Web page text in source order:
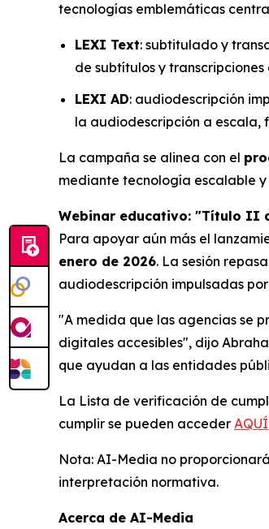
tecnologías emblemáticas
LEXI Text: subtitulado y
de subtítulos y
LEXI AD: audiodescripción
la audiodescripción a escala,
La campaña se alinea con el
mediante tecnología escalable
Webinar educativo: "Título II
Para apoyar aún más el
enero de 2026. La sesión
audiodescripción impulsadas
"A medida que las agencias se
digitales accesibles", dijo
que ayudan a las entidades
La Lista de verificación de
cumplir se pueden acceder AQUÍ
Nota: AI-Media no
interpretación normativa.
Acerca de AI-Media